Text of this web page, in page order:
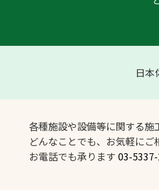
日本
各種施設や設備等に関する施
どんなことでも、お気軽にご
お電話でも承ります 03-